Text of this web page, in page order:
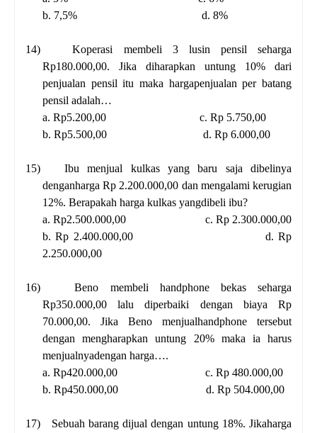
b. 7,5%
d. 8%
14)
Koperasi membeli 3 lusin pensil seharga
Rp180.000,00. Jika diharapkan untung 10% dari
penjualan pensil itu maka hargapenjualan per batang
pensil adalah…
a. Rp5.200,00
c. Rp 5.750,00
b. Rp5.500,00
d. Rp 6.000,00
15)
Ibu menjual kulkas yang baru saja dibelinya
denganharga Rp 2.200.000,00 dan mengalami kerugian
12%. Berapakah harga kulkas yangdibeli ibu?
a. Rp2.500.000,00
c. Rp 2.300.000,00
b. Rp 2.400.000,00
d. Rp
2.250.000,00
16)
Beno membeli handphone bekas seharga
Rp350.000,00 lalu diperbaiki dengan biaya Rp
70.000,00. Jika Beno menjualhandphone tersebut
dengan mengharapkan untung 20% maka ia harus
menjualnyadengan harga….
a. Rp420.000,00
c. Rp 480.000,00
b. Rp450.000,00
d. Rp 504.000,00
17)
Sebuah barang dijual dengan untung 18%. Jikaharga